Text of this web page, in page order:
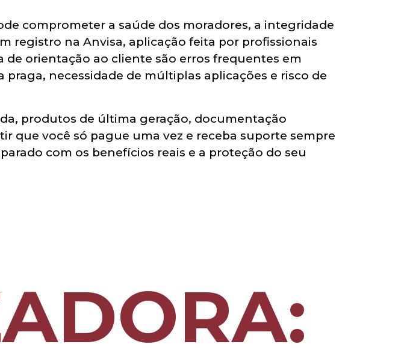
comprometer a saúde dos moradores, a integridade
registro na Anvisa, aplicação feita por profissionais
orientação ao cliente são erros frequentes em
necessidade de múltiplas aplicações e risco de
produtos de última geração, documentação
você só pague uma vez e receba suporte sempre
com os benefícios reais e a proteção do seu